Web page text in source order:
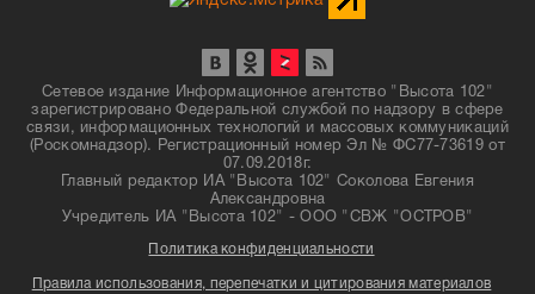
Сетевое издание Информационное агентство "Высота 102"
зарегистрировано Федеральной службой по надзору в сфере
связи, информационных технологий и массовых коммуникаций
(Роскомнадзор). Регистрационный номер Эл № ФС77-73619 от
07.09.2018г.
Главный редактор ИА "Высота 102" Соколова Евгения
Александровна
Учредитель ИА "Высота 102" - ООО "СВЖ "ОСТРОВ"
Политика конфиденциальности
Правила использования, перепечатки и цитирования материалов